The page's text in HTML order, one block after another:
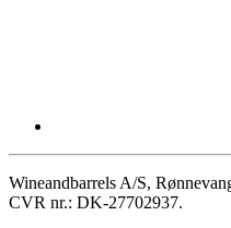
Wineandbarrels A/S,
CVR nr.: DK-27702937.